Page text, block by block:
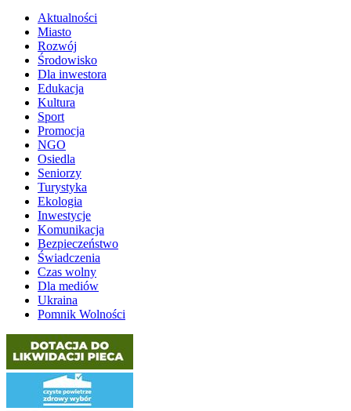
Aktualności
Miasto
Rozwój
Środowisko
Dla inwestora
Edukacja
Kultura
Sport
Promocja
NGO
Osiedla
Seniorzy
Turystyka
Ekologia
Inwestycje
Komunikacja
Bezpieczeństwo
Świadczenia
Czas wolny
Dla mediów
Ukraina
Pomnik Wolności